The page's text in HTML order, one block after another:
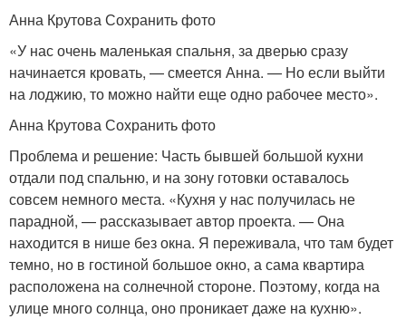
Анна Крутова Сохранить фото
«У нас очень маленькая спальня, за дверью сразу
начинается кровать, — смеется Анна. — Но если выйти
на лоджию, то можно найти еще одно рабочее место».
Анна Крутова Сохранить фото
Проблема и решение: Часть бывшей большой кухни
отдали под спальню, и на зону готовки оставалось
совсем немного места. «Кухня у нас получилась не
парадной, — рассказывает автор проекта. — Она
находится в нише без окна. Я переживала, что там будет
темно, но в гостиной большое окно, а сама квартира
расположена на солнечной стороне. Поэтому, когда на
улице много солнца, оно проникает даже на кухню».